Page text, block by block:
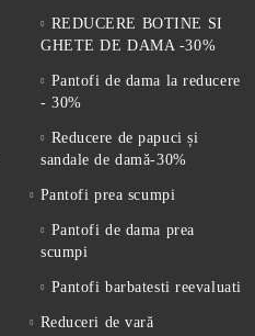
REDUCERE BOTINE SI
GHETE DE DAMA -30%
Pantofi de dama la reducere
- 30%
Reducere de papuci și
sandale de damă-30%
Pantofi prea scumpi
Pantofi de dama prea
scumpi
Pantofi barbatesti reevaluati
Reduceri de vară